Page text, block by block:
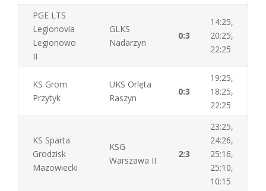
PGE LTS
Legionovia
Legionowo
II
GLKS
Nadarzyn
0:3
14:25,
20:25,
22:25
KS Grom
Przytyk
UKS Orlęta
Raszyn
0:3
19:25,
18:25,
22:25
KS Sparta
Grodzisk
Mazowiecki
KSG
Warszawa II
2:3
23:25,
24:26,
25:16,
25:10,
10:15